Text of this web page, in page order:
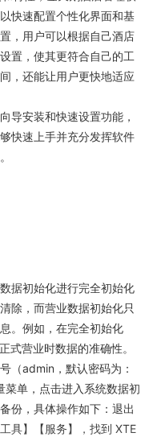
快速配置个性化界面和基
，用户可以根据自己酒店
置，使其更符合自己的工
，还能让用户更快地适应
导安装和快速设置功能，
快速上手并充分发挥软件
据初始化进行完全初始化
除，而营业数据初始化只
。例如，在完全初始化
式营业时数据的准确性。
（admin，默认密码为：
菜单，点击进入系统数据初
份，具体操作如下：退出
具】【服务】，找到 XTE